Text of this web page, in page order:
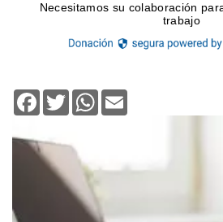
Facebook
TwitterWhatsApp